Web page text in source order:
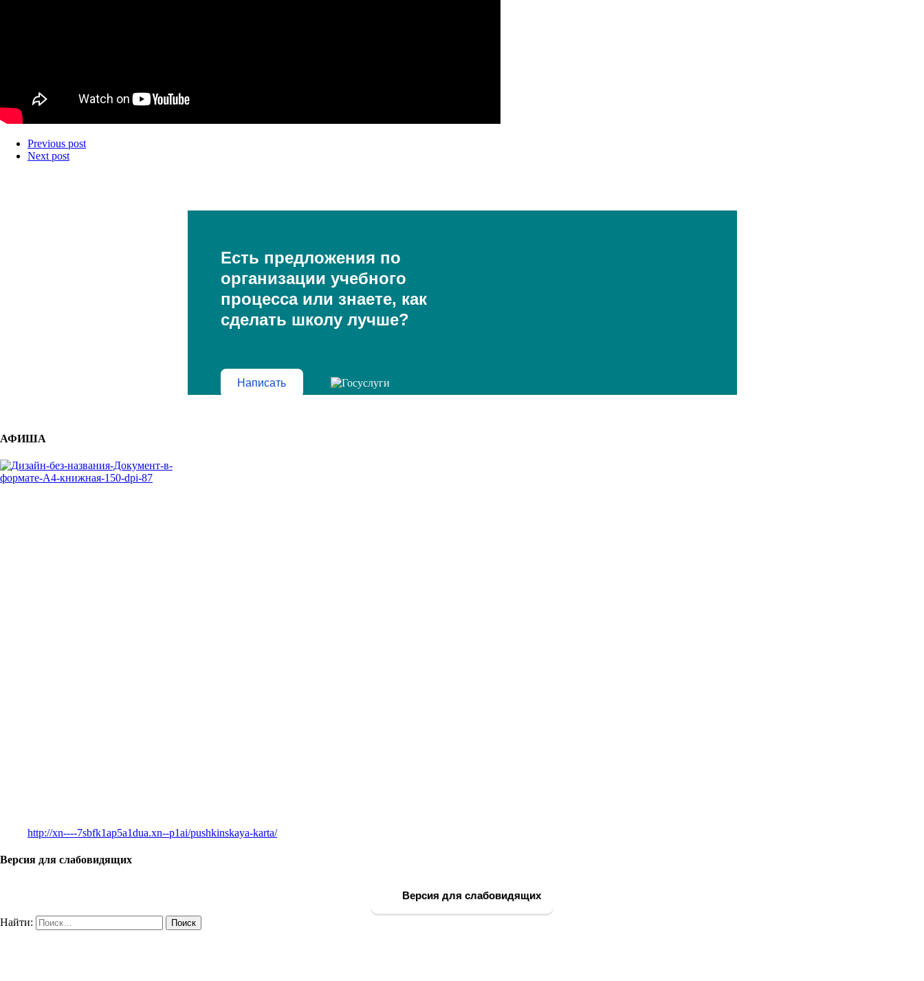
Previous post
Next post
Есть предложения по
организации учебного
процесса или знаете, как
сделать школу лучше?
Написать
АФИША
http://xn----7sbfk1ap5a1dua.xn--p1ai/pushkinskaya-karta/
Версия для слабовидящих
Версия для слабовидящих
Найти: